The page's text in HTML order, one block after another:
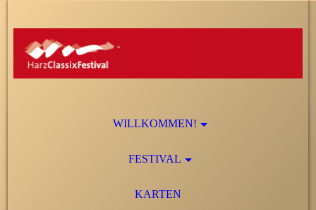
WILLKOMMEN!
FESTIVAL
KARTEN